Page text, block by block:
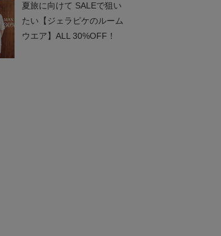
夏旅に向けて SALEで狙い
たい【ジェラピケのルーム
ウエア】ALL 30%OFF！